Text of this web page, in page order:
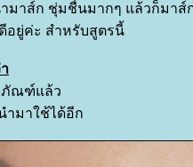
ำมาส์ก ชุ่มชื่นมากๆ แล้วก็มา
อยู่ค่ะ สำหรับสูตรนี้
ภัณฑ์แล้ว
ำมาใช้ได้อีก